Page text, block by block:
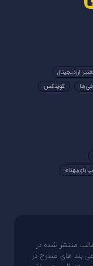
ارزدیجیتال
کوینکس
بای‌بهنام
منتشر شده در
بند های مندرج در